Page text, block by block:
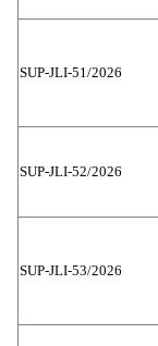
SUP-JLI-51/2026
SUP-JLI-52/2026
SUP-JLI-53/2026